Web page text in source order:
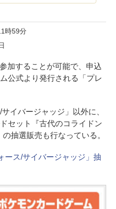
時59分
加することが可能で、申込
公式より発行される「プレ
イバージャッジ」以外に、
セット『古代のコライドン
抽選販売も行なっている。
ース/サイバージャッジ」抽